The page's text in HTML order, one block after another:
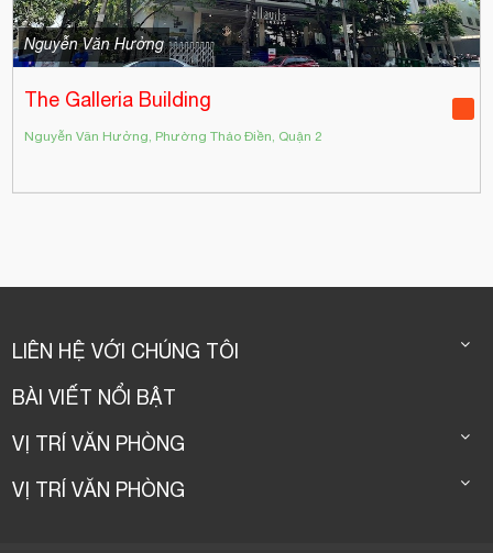
Nguyễn Văn Hưởng
The Galleria Building
Nguyễn Văn Hưởng, Phường Thảo Điền, Quận 2
LIÊN HỆ VỚI CHÚNG TÔI
BÀI VIẾT NỔI BẬT
VỊ TRÍ VĂN PHÒNG
VỊ TRÍ VĂN PHÒNG